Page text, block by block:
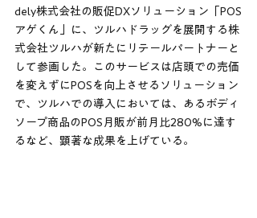
dely株式会社の販促DXソリューション「POS
アゲくん」に、ツルハドラッグを展開する株
式会社ツルハが新たにリテールパートナーと
して参画した。このサービスは店頭での売価
を変えずにPOSを向上させるソリューション
で、ツルハでの導入においては、あるボディ
ソープ商品のPOS月販が前月比280%に達す
るなど、顕著な成果を上げている。